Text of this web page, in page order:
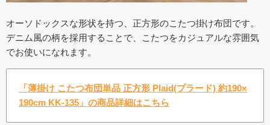
オーソドックスな形状を持つ、正方形のこたつ掛け布団です。
デニム風の柄を採用することで、こたつをカジュアルな雰囲気
でお使いになれます。
「薄掛け こたつ布団単品 正方形 Plaid(プラード) 約190×
190cm KK-135」の商品詳細はこちら